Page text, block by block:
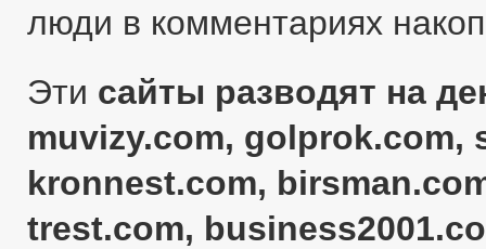
люди в комментариях
Эти сайты разводят на
muvizy.com, golprok.com,
kronnest.com,
trest.com,